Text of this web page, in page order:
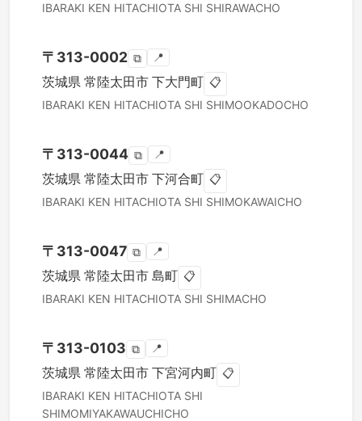
IBARAKI KEN HITACHIOTA SHI SHIRAWACHO
〒 313-0002 ⧉ 📍
茨城県 常陸太田市 下大門町 📋
IBARAKI KEN HITACHIOTA SHI SHIMOOKADOCHO
〒 313-0044 ⧉ 📍
茨城県 常陸太田市 下河合町 📋
IBARAKI KEN HITACHIOTA SHI SHIMOKAWAICHO
〒 313-0047 ⧉ 📍
茨城県 常陸太田市 島町 📋
IBARAKI KEN HITACHIOTA SHI SHIMACHO
〒 313-0103 ⧉ 📍
茨城県 常陸太田市 下宮河内町 📋
IBARAKI KEN HITACHIOTA SHI
SHIMOMIYAKAWAUCHICHO